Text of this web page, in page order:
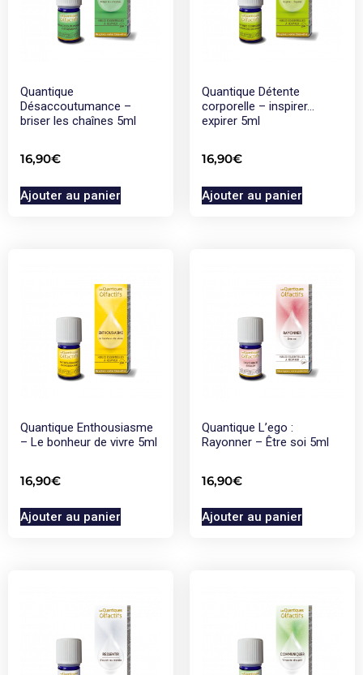
Quantique
Désaccoutumance –
briser les chaînes 5ml
16,90€
Ajouter au panier
Quantique Détente
corporelle – inspirer…
expirer 5ml
16,90€
Ajouter au panier
Quantique Enthousiasme
– Le bonheur de vivre 5ml
16,90€
Ajouter au panier
Quantique L’ego :
Rayonner – Être soi 5ml
16,90€
Ajouter au panier